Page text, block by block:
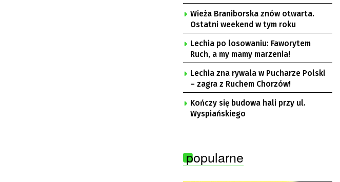
Wieża Braniborska znów otwarta.
Ostatni weekend w tym roku
Lechia po losowaniu: Faworytem
Ruch, a my mamy marzenia!
Lechia zna rywala w Pucharze Polski
– zagra z Ruchem Chorzów!
Kończy się budowa hali przy ul.
Wyspiańskiego
popularne